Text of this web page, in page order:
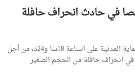
13 شخصا في حادث انحراف حافلة
تدخلت مصالح الحماية المدنية على الساعة 18سا و24د، من أجل
انحراف حافلة من الحجم الصغير